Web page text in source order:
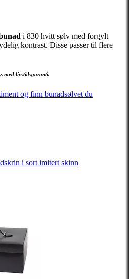
i 830 hvitt sølv med forgylt
kontrast. Disse passer til flere
med livstidsgaranti.
og finn bunadsølvet du
i sort imitert skinn